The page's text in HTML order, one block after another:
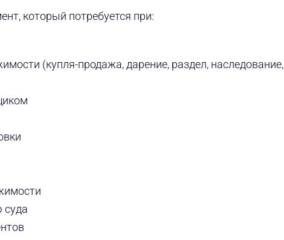
который потребуется при:
(купля-продажа, дарение, раздел, наследование,
суда